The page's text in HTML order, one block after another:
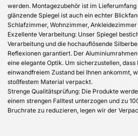
werden. Montagezubehör ist im
glänzende Spiegel ist auch ein echter
Schlafzimmer, Wohnzimmer,
Exzellente Verarbeitung: Unser Spiegel
Verarbeitung und die hochauflösende
Reflexionen garantiert. Der
eine elegante Optik. Um sicherzustellen, dass
einwandfreiem Zustand bei Ihnen ankommt,
stoßfestem Material verpackt.
Strenge Qualitätsprüfung: Die Produkte
einem strengen Falltest unterzogen und zu
Bruchrate zu reduzieren, legen wir der